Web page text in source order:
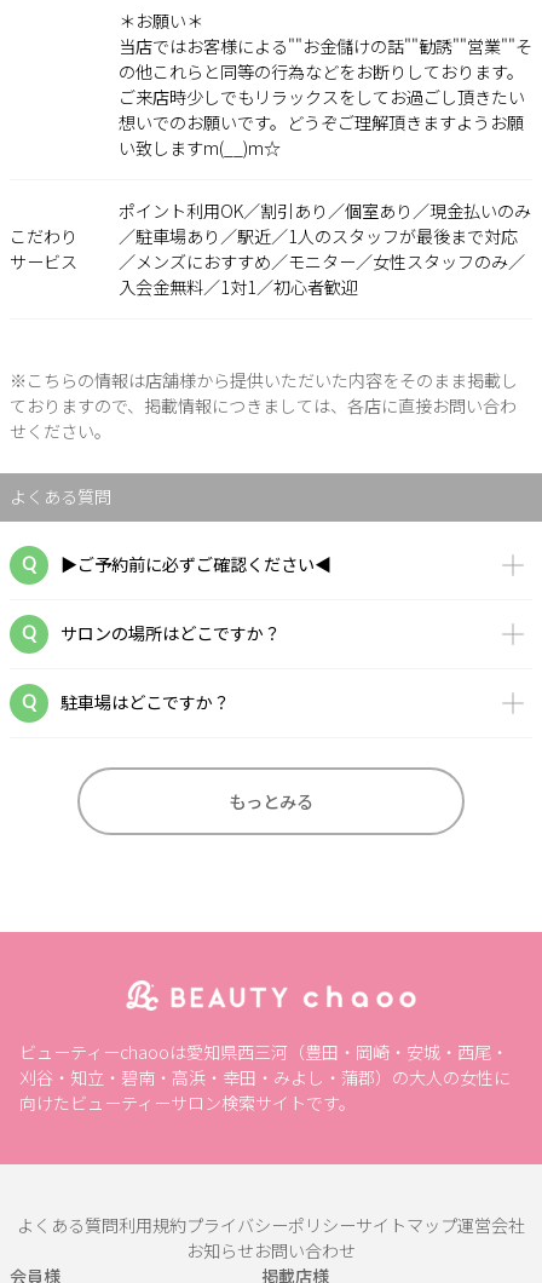
＊お願い＊
当店ではお客様による""お金儲けの話""勧誘""営業""そ
の他これらと同等の行為などをお断りしております。
ご来店時少しでもリラックスをしてお過ごし頂きたい
想いでのお願いです。どうぞご理解頂きますようお願
い致しますm(__)m☆
こだわり
サービス
ポイント利用OK／割引あり／個室あり／現金払いのみ
／駐車場あり／駅近／1人のスタッフが最後まで対応
／メンズにおすすめ／モニター／女性スタッフのみ／
入会金無料／1対1／初心者歓迎
※こちらの情報は店舗様から提供いただいた内容をそのまま掲載し
ておりますので、掲載情報につきましては、各店に直接お問い合わ
せください。
よくある質問
▶ご予約前に必ずご確認ください◀
サロンの場所はどこですか？
駐車場はどこですか？
もっとみる
ビューティーchaooは愛知県西三河（豊田・岡崎・安城・西尾・
刈谷・知立・碧南・高浜・幸田・みよし・蒲郡）の大人の女性に
向けたビューティーサロン検索サイトです。
よくある質問利用規約プライバシーポリシーサイトマップ運営会社
お知らせお問い合わせ
会員様
掲載店様